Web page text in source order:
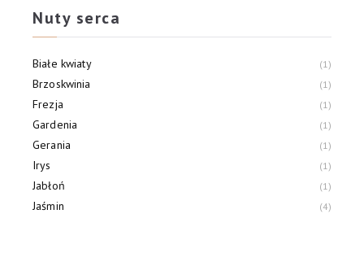
Nuty serca
Białe kwiaty 1
Brzoskwinia 1
Frezja 1
Gardenia 1
Gerania 1
Irys 1
Jabłoń 1
Jaśmin 4